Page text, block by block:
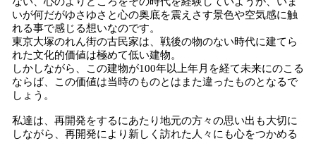
いが何だがゆさゆさと心の奥底を震えさす景色や空気感に触
れる事で感じる想いなのです。
東京大塚のれん街の古民家は、戦後の物のない時代に建てら
れた文化的価値は極めて低い建物。
しかしながら、この建物が100年以上年月を経て未来にのこる
ならば、この価値は当時のものとはまた違ったものとなるで
しょう。
私達は、再開発をするにあたり地元の方々の思い出も大切に
しながら、再開発により新しく訪れた人々にも心をつかめる